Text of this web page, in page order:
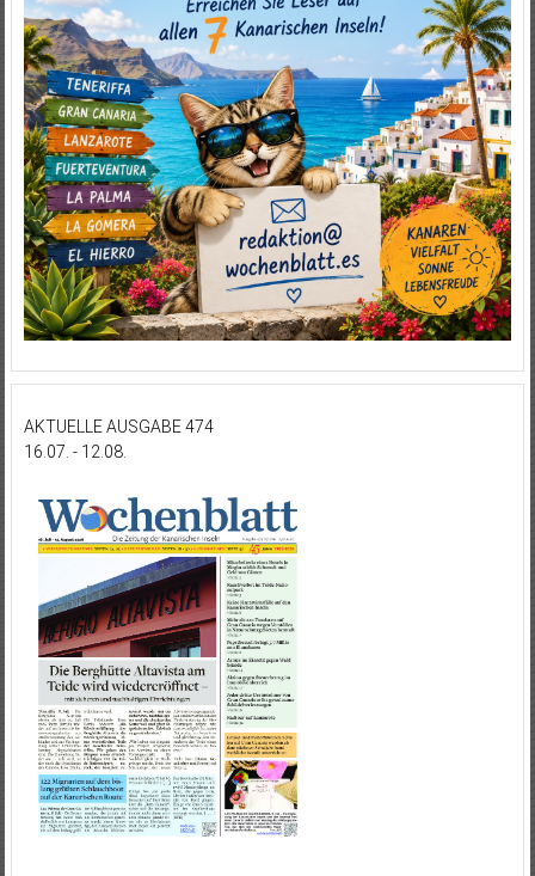
AKTUELLE AUSGABE 474
16.07. - 12.08.